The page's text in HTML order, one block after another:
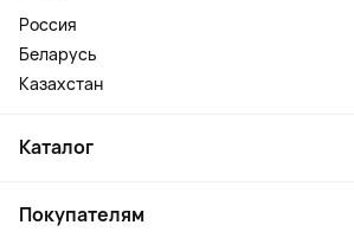
Россия
Беларусь
Казахстан
Каталог
Ноутбуки, мониторы, VR
Покупателям